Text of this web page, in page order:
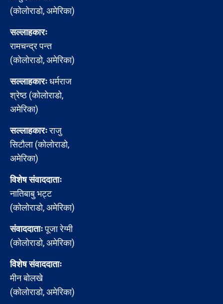
(कोलोराडो, अमेरिका)
सल्लाहकारः
रामचन्द्र पन्त
(कोलोराडो, अमेरिका)
सल्लाहकारःधर्मराज
श्रेष्ठ (कोलोराडो,
अमेरिका)
सल्लाहकारःराजु
सिटौला (कोलोराडो,
अमेरिका)
विशेष संवाददाताः
नातिबाबु भट्ट
(कोलोराडो, अमेरिका)
संवाददाताःपूजा रेग्मी
(कोलोराडो, अमेरिका)
विशेष संवाददाताः
मीन बोलखे
(कोलोराडो, अमेरिका)